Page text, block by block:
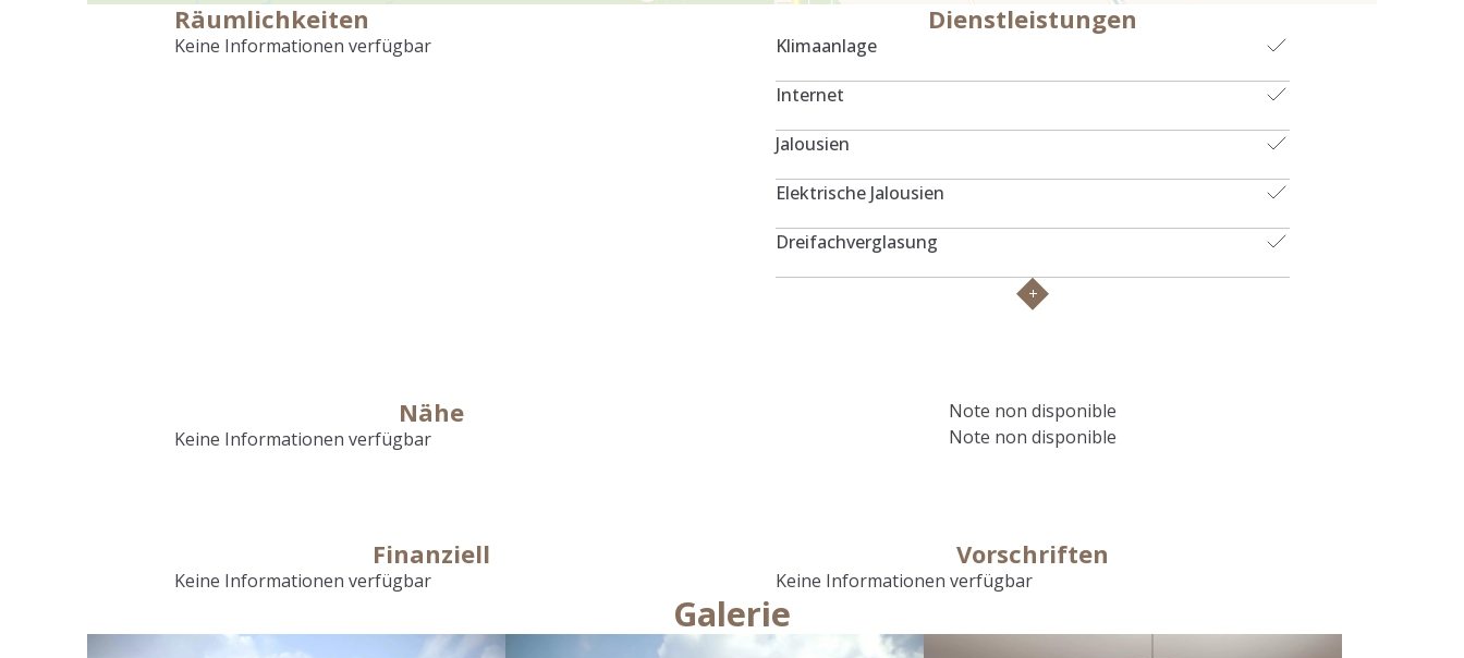
Räumlichkeiten
Keine Informationen verfügbar
Dienstleistungen
Klimaanlage
Internet
Jalousien
Elektrische Jalousien
Dreifachverglasung
Nähe
Keine Informationen verfügbar
Note non disponible
Note non disponible
Finanziell
Keine Informationen verfügbar
Vorschriften
Keine Informationen verfügbar
Galerie